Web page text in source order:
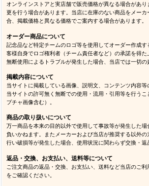
オンラインストアと実店舗で販売価格が異なる場合があ
更を行う場合があります。当店に在庫のない商品をメー
合、掲載価格と異なる価格でご案内する場合があります。
オーダー商品について
記念品など特定チームのロゴ等を使用してオーダー作成
客様自身でロゴ権利者（チーム責任者など）の承諾を得
無断使用によるトラブルが発生した場合、当店では一切の
掲載内容について
当サイトに掲載している画像、説明文、コンテンツ内容等
当サイトの許可無く無断での使用・流用・引用等を行うこ
プチャ画像含む）。
商品の取り扱いについて
万一商品を本来の目的以外で使用して事故等が発生した
負いかねます。またメーカーおよび当店が推奨する以外
行い破損等が発生した場合、使用状況に関わらず交換・返
返品・交換、お支払い、送料等について
ご注文商品の返品・交換、お支払い、送料など当店のご利
をご確認ください。